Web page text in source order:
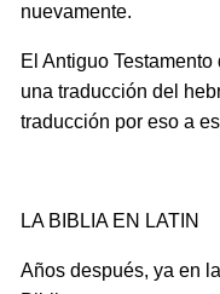
nuevamente.
El Antiguo
una traducción del
traducción por eso a
LA BIBLIA EN LATIN
Años después, ya en